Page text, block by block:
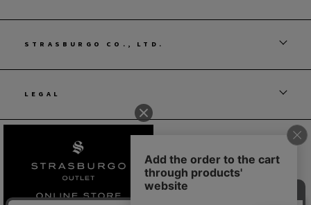
STRASBURGO CO., LTD.
LEGAL
© STRASBURGO CO., LTD.